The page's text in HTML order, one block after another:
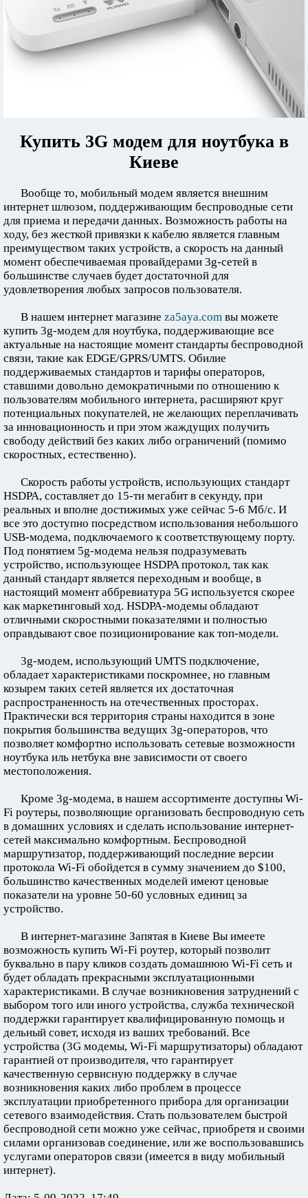
Купить 3G модем для ноутбука в
Киеве
Вообще то, мобильный модем является внешним
интернет шлюзом, поддерживающим беспроводные сети
для приема и передачи данных. Возможность работы на
ходу, без жесткой привязки к кабелю является главным
преимуществом таких устройств, а скорость на данный
момент обеспечиваемая провайдерами 3g-сетей в
большинстве случаев будет достаточной для
удовлетворения любых запросов пользователя.
В нашем интернет магазине za5aya.com вы можете
купить 3g-модем для ноутбука, поддерживающие все
актуальные на настоящие момент стандарты беспроводной
связи, такие как EDGE/GPRS/UMTS. Обилие
поддерживаемых стандартов и тарифы операторов,
ставшими довольно демократичными по отношению к
пользователям мобильного интернета, расширяют круг
потенциальных покупателей, не желающих переплачивать
за инновационность и при этом жаждущих получить
свободу действий без каких либо ограничений (помимо
скоростных, естественно).
Скорость работы устройств, использующих стандарт
HSDPA, составляет до 15-ти мегабит в секунду, при
реальных и вполне достижимых уже сейчас 5-6 Мб/с. И
все это доступно посредством использования небольшого
USB-модема, подключаемого к соответствующему порту.
Под понятием 5g-модема нельзя подразумевать
устройство, использующее HSDPA протокол, так как
данный стандарт является переходным и вообще, в
настоящий момент аббревиатура 5G используется скорее
как маркетинговый ход. HSDPA-модемы обладают
отличными скоростными показателями и полностью
оправдывают свое позиционирование как топ-модели.
3g-модем, использующий UMTS подключение,
обладает характеристиками поскромнее, но главным
козырем таких сетей является их достаточная
распространенность на отечественных просторах.
Практически вся территория страны находится в зоне
покрытия большинства ведущих 3g-операторов, что
позволяет комфортно использовать сетевые возможности
ноутбука иль нетбука вне зависимости от своего
местоположения.
Кроме 3g-модема, в нашем ассортименте доступны Wi-
Fi роутеры, позволяющие организовать беспроводную сеть
в домашних условиях и сделать использование интернет-
сетей максимально комфортным. Беспроводной
маршрутизатор, поддерживающий последние версии
протокола Wi-Fi обойдется в сумму значением до $100,
большинство качественных моделей имеют ценовые
показатели на уровне 50-60 условных единиц за
устройство.
В интернет-магазине Запятая в Киеве Вы имеете
возможность купить Wi-Fi роутер, который позволит
буквально в пару кликов создать домашнюю Wi-Fi сеть и
будет обладать прекрасными эксплуатационными
характеристиками. В случае возникновения затруднений с
выбором того или иного устройства, служба технической
поддержки гарантирует квалифицированную помощь и
дельный совет, исходя из ваших требований. Все
устройства (3G модемы, Wi-Fi маршрутизаторы) обладают
гарантией от производителя, что гарантирует
качественную сервисную поддержку в случае
возникновения каких либо проблем в процессе
эксплуатации приобретенного прибора для организации
сетевого взаимодействия. Стать пользователем быстрой
беспроводной сети можно уже сейчас, приобретя и своими
силами организовав соединение, или же воспользовавшись
услугами операторов связи (имеется в виду мобильный
интернет).